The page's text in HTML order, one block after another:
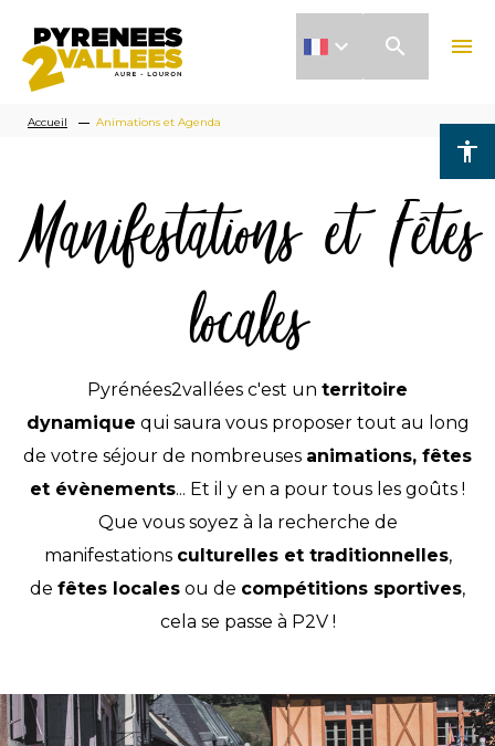
contenu
principal
accessibility
search menu
Fil
Accueil Animations et Agenda
Manifestations et Fêtes
locales
Pyrénées2vallées c'est un territoire
dynamique qui saura vous proposer tout au long
de votre séjour de nombreuses animations, fêtes
et évènements... Et il y en a pour tous les goûts !
Que vous soyez à la recherche de
manifestations culturelles et traditionnelles,
de fêtes locales ou de compétitions sportives,
cela se passe à P2V !